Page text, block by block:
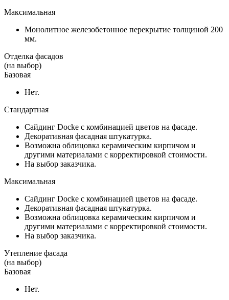
Максимальная
Монолитное железобетонное перекрытие толщиной 200
мм.
Отделка фасадов
(на выбор)
Базовая
Нет.
Стандартная
Сайдинг Docke с комбинацией цветов на фасаде.
Декоративная фасадная штукатурка.
Возможна облицовка керамическим кирпичом и
другими материалами с корректировкой стоимости.
На выбор заказчика.
Максимальная
Сайдинг Docke с комбинацией цветов на фасаде.
Декоративная фасадная штукатурка.
Возможна облицовка керамическим кирпичом и
другими материалами с корректировкой стоимости.
На выбор заказчика.
Утепление фасада
(на выбор)
Базовая
Нет.